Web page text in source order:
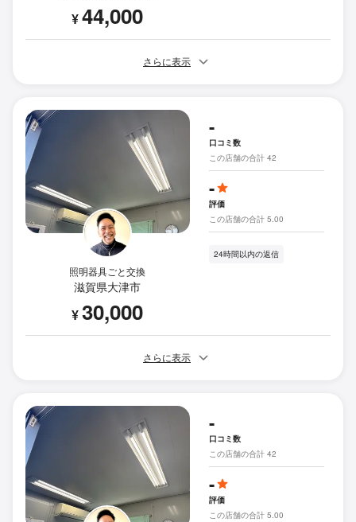
¥44,000
さらに表示
照明器具ごと交換
滋賀県大津市
¥30,000
-
口コミ数
この店舗の合計 42
-
評価
この店舗の合計 5.00
24時間以内の返信
さらに表示
-
口コミ数
この店舗の合計 42
-
評価
この店舗の合計 5.00